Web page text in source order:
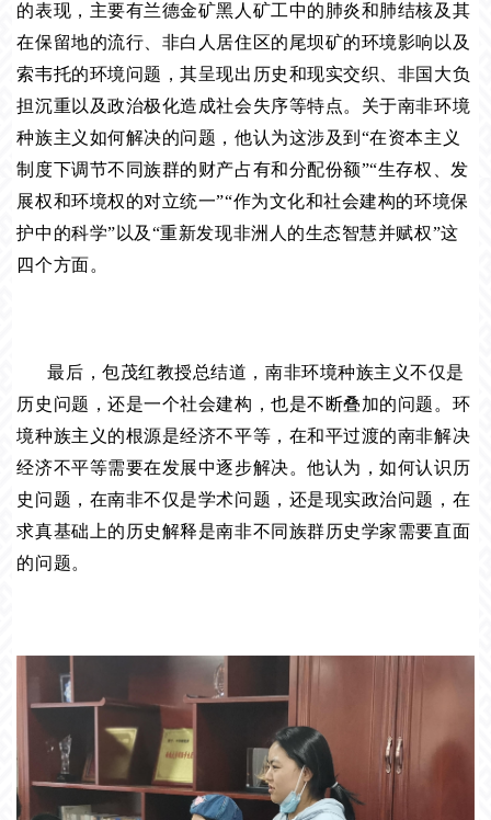
的表现，主要有兰德金矿黑人矿工中的肺炎和肺结核及其
在保留地的流行、非白人居住区的尾坝矿的环境影响以及
索韦托的环境问题，其呈现出历史和现实交织、非国大负
担沉重以及政治极化造成社会失序等特点。关于南非环境
种族主义如何解决的问题，他认为这涉及到“在资本主义
制度下调节不同族群的财产占有和分配份额”“生存权、发
展权和环境权的对立统一”“作为文化和社会建构的环境保
护中的科学”以及“重新发现非洲人的生态智慧并赋权”这
四个方面。
最后，包茂红教授总结道，南非环境种族主义不仅是
历史问题，还是一个社会建构，也是不断叠加的问题。环
境种族主义的根源是经济不平等，在和平过渡的南非解决
经济不平等需要在发展中逐步解决。他认为，如何认识历
史问题，在南非不仅是学术问题，还是现实政治问题，在
求真基础上的历史解释是南非不同族群历史学家需要直面
的问题。